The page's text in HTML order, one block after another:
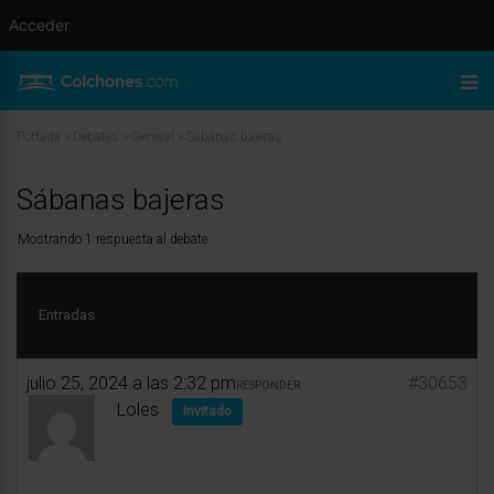
Sábanas bajeras
Mostrando 1 respuesta al debate
Entradas
julio 25, 2024 a las 2:32 pm #30653
RESPONDER
Loles Invitado
Acceder